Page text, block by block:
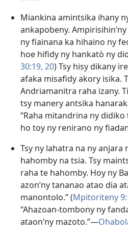
Miankina amintsika ihany
ankapobeny.
ny fiainana ka hihaino ny
hoe hifidy ny hankatò ny
30:19, 20) Tsy hisy dikany
afaka misafidy akory isika.
Andriamanitra raha izany.
tsy manery antsika
“Raha mitandrina ny
ho toy ny renirano ny
Tsy ny lahatra na ny
hahomby na tsia. Tsy
raha te hahomby. Hoy ny
azon’ny tananao atao dia
manontolo.” (Mpitoriteny
“Ahazoan-tombony ny
ataon’ny mazoto.”—